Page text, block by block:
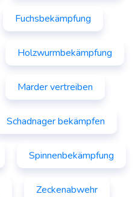
Fuchsbekämpfung
Holzwurmbekämpfung
Marder vertreiben
Schadnager bekämpfen
Spinnenbekämpfung
Zeckenabwehr